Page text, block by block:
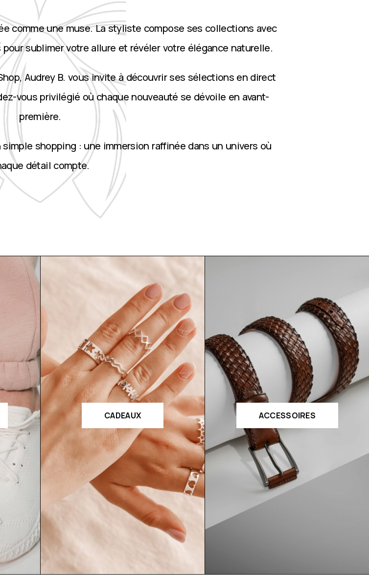
comme une muse. La styliste compose ses collections avec
sublimer votre allure et révéler votre élégance naturelle.
Audrey B. vous invite à découvrir ses sélections en direct
vous privilégié où chaque nouveauté se dévoile en avant-
première.
simple shopping : une immersion raffinée dans un univers où
détail compte.
CADEAUX ACCESSOIRES